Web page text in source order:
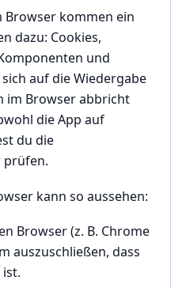
Browser kommen ein
dazu: Cookies,
und
auf die Wiedergabe
im Browser abbricht
die App auf
du die
prüfen.
kann so aussehen:
Browser (z. B. Chrome
auszuschließen, dass